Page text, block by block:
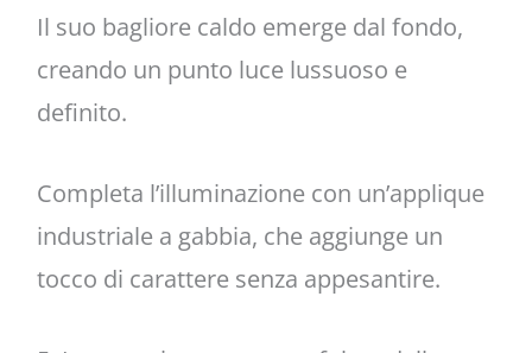
Il suo bagliore caldo emerge dal fondo,
creando un punto luce lussuoso e
definito.
Completa l’illuminazione con un’applique
industriale a gabbia, che aggiunge un
tocco di carattere senza appesantire.